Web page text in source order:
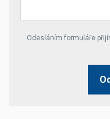
Your website *
Odesláním formuláře